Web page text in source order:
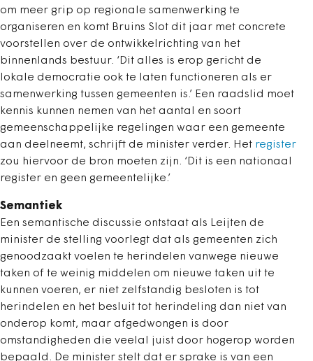
om meer grip op regionale samenwerking te
organiseren en komt Bruins Slot dit jaar met concrete
voorstellen over de ontwikkelrichting van het
binnenlands bestuur. ‘Dit alles is erop gericht de
lokale democratie ook te laten functioneren als er
samenwerking tussen gemeenten is.’ Een raadslid moet
kennis kunnen nemen van het aantal en soort
gemeenschappelijke regelingen waar een gemeente
aan deelneemt, schrijft de minister verder. Het register
zou hiervoor de bron moeten zijn. ‘Dit is een nationaal
register en geen gemeentelijke.’
Semantiek
Een semantische discussie ontstaat als Leijten de
minister de stelling voorlegt dat als gemeenten zich
genoodzaakt voelen te herindelen vanwege nieuwe
taken of te weinig middelen om nieuwe taken uit te
kunnen voeren, er niet zelfstandig besloten is tot
herindelen en het besluit tot herindeling dan niet van
onderop komt, maar afgedwongen is door
omstandigheden die veelal juist door hogerop worden
bepaald. De minister stelt dat er sprake is van een